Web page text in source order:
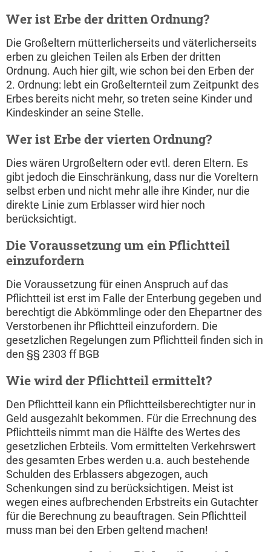
Wer ist Erbe der dritten Ordnung?
Die Großeltern mütterlicherseits und väterlicherseits
erben zu gleichen Teilen als Erben der dritten
Ordnung. Auch hier gilt, wie schon bei den Erben der
2. Ordnung: lebt ein Großelternteil zum Zeitpunkt des
Erbes bereits nicht mehr, so treten seine Kinder und
Kindeskinder an seine Stelle.
Wer ist Erbe der vierten Ordnung?
Dies wären Urgroßeltern oder evtl. deren Eltern. Es
gibt jedoch die Einschränkung, dass nur die Voreltern
selbst erben und nicht mehr alle ihre Kinder, nur die
direkte Linie zum Erblasser wird hier noch
berücksichtigt.
Die Voraussetzung um ein Pflichtteil
einzufordern
Die Voraussetzung für einen Anspruch auf das
Pflichtteil ist erst im Falle der Enterbung gegeben und
berechtigt die Abkömmlinge oder den Ehepartner des
Verstorbenen ihr Pflichtteil einzufordern. Die
gesetzlichen Regelungen zum Pflichtteil finden sich in
den §§ 2303 ff BGB
Wie wird der Pflichtteil ermittelt?
Den Pflichtteil kann ein Pflichtteilsberechtigter nur in
Geld ausgezahlt bekommen. Für die Errechnung des
Pflichtteils nimmt man die Hälfte des Wertes des
gesetzlichen Erbteils. Vom ermittelten Verkehrswert
des gesamten Erbes werden u.a. auch bestehende
Schulden des Erblassers abgezogen, auch
Schenkungen sind zu berücksichtigen. Meist ist
wegen eines aufbrechenden Erbstreits ein Gutachter
für die Berechnung zu beauftragen. Sein Pflichtteil
muss man bei den Erben geltend machen!